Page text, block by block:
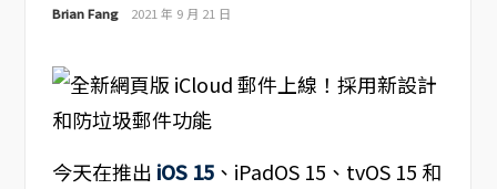
Brian Fang 2021 年 9 月 21 日
今天在推出 iOS 15、iPadOS 15、tvOS 15 和